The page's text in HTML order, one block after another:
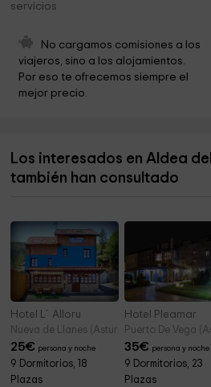
Capilla de San Saturnino
Área recreativa de Guadamía
Iglesia de San Pedro
Ermita de la Salud
Ermita de San Ramón
servicios
No cargamos comisiones a los
viajeros, sino a los alojamientos.
Por eso te ofrecemos siempre el
mejor precio.
Los interesados en Aldea
también han consultado
Hotel L´Alloru
Nueva de Llanes (Asturias)
25€ persona y noche
9 Dormitorios, 18
Plazas
Hotel Pleamar
Puerto De Vega
35€ persona y noche
9 Dormitorios, 23
Plazas